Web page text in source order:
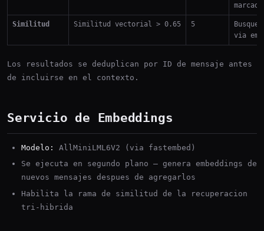
Similitud Similitud vectorial > 0.65 5
via
Los resultados se deduplican por ID de mensaje antes
de incluirse en el contexto.
Servicio de Embeddings
Modelo:
AllMiniLML6V2 (via fastembed)
Se ejecuta en segundo plano — genera embeddings de
nuevos mensajes despues de agregarlos
Habilita la rama de similitud de la recuperacion
tri-hibrida